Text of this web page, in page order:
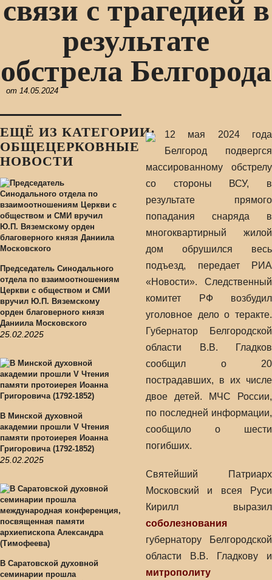
связи с трагедией в
результате
обстрела Белгорода
от 14.05.2024
ЕЩЁ ИЗ КАТЕГОРИИ:
ОБЩЕЦЕРКОВНЫЕ
НОВОСТИ
Председатель Синодального
отдела по взаимоотношениям
Церкви с обществом и СМИ
вручил Ю.П. Вяземскому
орден благоверного князя
Даниила Московского
25.02.2025
В Минской духовной
академии прошли V Чтения
памяти протоиерея Иоанна
Григоровича (1792-1852)
25.02.2025
В Саратовской духовной
семинарии прошла
12 мая 2024 года
Белгород подвергся
массированному обстрелу
со стороны ВСУ, в
результате прямого
попадания снаряда в
многоквартирный жилой
дом обрушился весь
подъезд, передает РИА
«Новости». Следственный
комитет РФ возбудил
уголовное дело о теракте.
Губернатор Белгородской
области В.В. Гладков
сообщил о 20
пострадавших, в их числе
двое детей. МЧС России,
по последней информации,
сообщило о шести
погибших.
Святейший Патриарх
Московский и всея Руси
Кирилл выразил
соболезнования
губернатору Белгородской
области В.В. Гладкову и
митрополиту